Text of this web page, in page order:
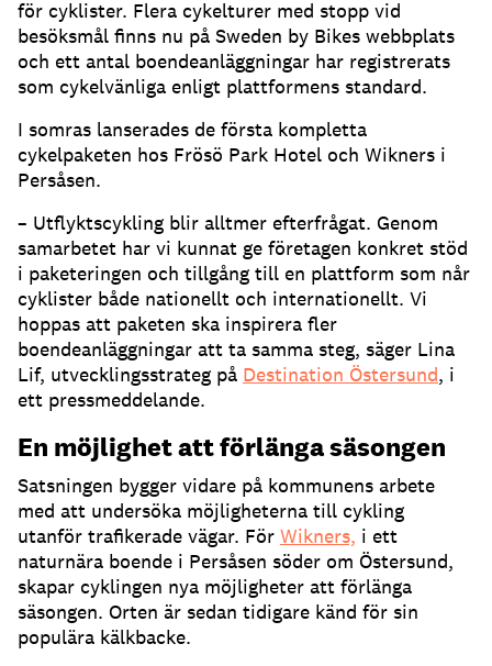
för cyklister. Flera cykelturer med stopp vid
besöksmål finns nu på Sweden by Bikes webbplats
och ett antal boendeanläggningar har registrerats
som cykelvänliga enligt plattformens standard.
I somras lanserades de första kompletta
cykelpaketen hos Frösö Park Hotel och Wikners i
Persåsen.
– Utflyktscykling blir alltmer efterfrågat. Genom
samarbetet har vi kunnat ge företagen konkret stöd
i paketeringen och tillgång till en plattform som når
cyklister både nationellt och internationellt. Vi
hoppas att paketen ska inspirera fler
boendeanläggningar att ta samma steg, säger Lina
Lif, utvecklingsstrateg på Destination Östersund, i
ett pressmeddelande.
En möjlighet att förlänga säsongen
Satsningen bygger vidare på kommunens arbete
med att undersöka möjligheterna till cykling
utanför trafikerade vägar. För Wikners, i ett
naturnära boende i Persåsen söder om Östersund,
skapar cyklingen nya möjligheter att förlänga
säsongen. Orten är sedan tidigare känd för sin
populära kälkbacke.